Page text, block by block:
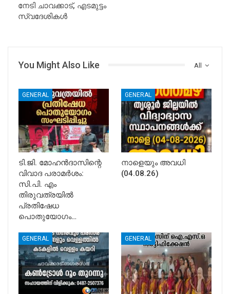
നേടി ചാവക്കാട്, എടമുട്ടം
സ്വദേശികൾ
All
You Might Also Like
GENERAL
ടി.ജി. മോഹൻദാസിന്റെ
വിവാദ പരാമർശം:
സി.പി. എം
തിരുവത്രയിൽ
പ്രതിഷേധ
പൊതുയോഗം…
GENERAL
നാളെയും അവധി
(04.08.26)
GENERAL GENERAL